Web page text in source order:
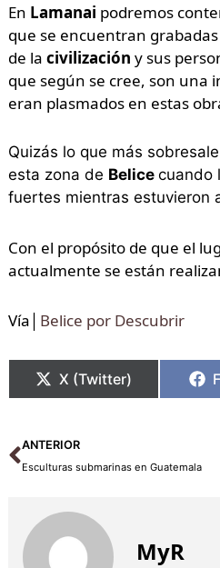
En Lamanai podremos
que se encuentran
de la civilización y sus
que según se cree, son una
eran plasmados en estas
Quizás lo que más
esta zona de Belice cuando
fuertes mientras estuvieron
Con el propósito de que el
actualmente se están
Vía│ Belice por Descubrir
X (Twitter)
Ant
ANTERIOR
Esculturas submarinas en Guatemala
MyR